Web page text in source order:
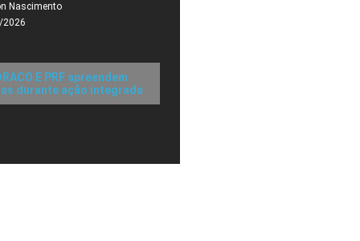
Nascimento
E PRF apreendem
durante ação integrada